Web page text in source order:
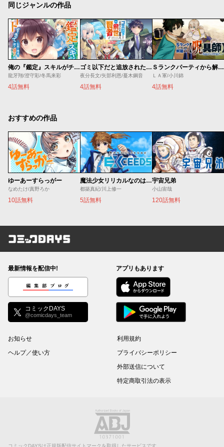
同じジャンルの作品
俺の『鑑定』スキルがチートすぎて
龍牙翔/澄守彩/冬馬来彩
4話無料
ゴミ以下だと追放された使用人、実は前世賢者です ～史上最強の賢者、世界最高峰の学園に通う～
夜分長文/矢部利恩/蔓木鋼音
4話無料
Ｓランクパーティから解雇された【呪具師】～『呪いのアイテム』しか作れませんが、その性能はアーティファクト級なり……！～
ＬＡ軍/小川錦
4話無料
おすすめの作品
ゆーあーすらっがー
なめたけ/真野ろか
10話無料
魔法少女リリカルなのは EXCEEDS
都築真紀/川上修一
5話無料
宇宙兄弟
小山宙哉
120話無料
コミックDAYS
最新情報を配信中!
編集部ブログ
コミックDAYS
@comicdays_team
アプリもあります
お知らせ
ヘルプ／使い方
利用規約
プライバシーポリシー
外部送信について
特定商取引法の表示
コミックDAYSは正規版配信サイトマークを取得したサービスです。